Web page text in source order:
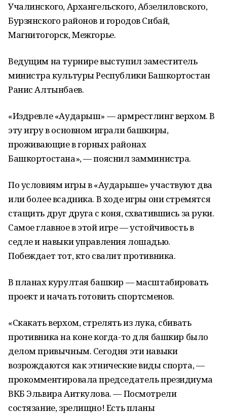
Учалинского, Архангельского, Абзелиловского,
Бурзянского районов и городов Сибай,
Магнитогорск, Межгорье.
Ведущим на турнире выступил заместитель
министра культуры Республики Башкортостан
Ранис Алтынбаев.
«Издревле «Аударыш» — армрестлинг верхом. В
эту игру в основном играли башкиры,
проживающие в горных районах
Башкортостана», — пояснил замминистра.
По условиям игры в «Аударыше» участвуют два
или более всадника. В ходе игры они стремятся
стащить друг друга с коня, схватившись за руки.
Самое главное в этой игре — устойчивость в
седле и навыки управления лошадью.
Побеждает тот, кто свалит противника.
В планах курултая башкир — масштабировать
проект и начать готовить спортсменов.
«Скакать верхом, стрелять из лука, сбивать
противника на коне когда-то для башкир было
делом привычным. Сегодня эти навыки
возрождаются как этнические виды спорта, —
прокомментировала председатель президиума
ВКБ Эльвира Аиткулова. — Посмотрели
состязание, зрелищно! Есть планы